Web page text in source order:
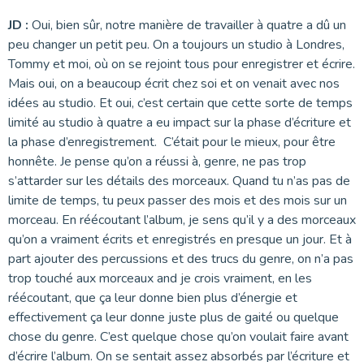
JD : Oui, bien sûr, notre manière de travailler à quatre a dû un
peu changer un petit peu. On a toujours un studio à Londres,
Tommy et moi, où on se rejoint tous pour enregistrer et écrire.
Mais oui, on a beaucoup écrit chez soi et on venait avec nos
idées au studio. Et oui, c’est certain que cette sorte de temps
limité au studio à quatre a eu impact sur la phase d’écriture et
la phase d’enregistrement. C’était pour le mieux, pour être
honnête. Je pense qu’on a réussi à, genre, ne pas trop
s’attarder sur les détails des morceaux. Quand tu n’as pas de
limite de temps, tu peux passer des mois et des mois sur un
morceau. En réécoutant l’album, je sens qu’il y a des morceaux
qu’on a vraiment écrits et enregistrés en presque un jour. Et à
part ajouter des percussions et des trucs du genre, on n’a pas
trop touché aux morceaux and je crois vraiment, en les
réécoutant, que ça leur donne bien plus d’énergie et
effectivement ça leur donne juste plus de gaité ou quelque
chose du genre. C’est quelque chose qu’on voulait faire avant
d’écrire l’album. On se sentait assez absorbés par l’écriture et